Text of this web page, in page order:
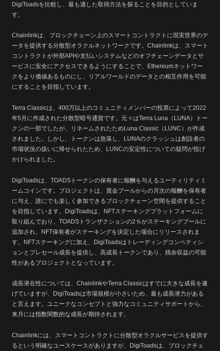
DigiToadsを比較し、最も適した取得方法を探ることを目的としていま
す。
Chainlinkは、ブロックチェーン上のスマートコントラクトに現実世界のデ
ータを提供する分散型オラクルネットワークです。Chainlinkは、スマート
コントラクトが外部APIや支払いシステムなどのオフチェーンデータとサ
ービスに安全にアクセスできるようにすることで、Ethereumネットワー
クをより価値あるものにし、リアルワールドのデータとの相互作用を可能
にすることを目指しています。
Terra Classicは、400万以上のコミュニティメンバーの投票によって2022
年5月に作成された分散型暗号通貨です。元々はTerra Luna（LUNA）トー
クンの一部でしたが、リネームされたためLuna Classic（LUNC）が作成
されました。しかし、トークンは急落し、LUNAのクラッシュは創設者の
市場状況の扱いに帰せられたため、LUNCの安定性についての疑問が投げ
かけられました。
DigiToadsは、TOADSトークンの保有者に報酬を与えるユーティリティミ
ームコインです。プロジェクトは、賞金プールからの月次の報酬を保有者
に与え、誰にでも楽しく参加できるブロックチェーン空間を提供すること
を目指しています。DigiToadsは、NFTステーキングプラットフォームに
取り組んでおり、TOADSトランザクションの2％がステーキングプールに
追加され、NFT保有者がステーキングを決定した場合にリリースされま
す。NFTステーキングに加え、DigiToadsはトレーディングコンペティシ
ョンとプレセール成長を提供し、高成長トークンであり、残余収益の可能
性があるプロジェクトとなっています。
成長潜在性については、ChainlinkやTerra Classicはすでに大きな成長を遂
げていますが、DigiToadsは市場規模が小さいため、最も成長潜力がある
と言えます。ユニークなコンセプトと強力なコミュニティサポートから、
来月には指数関数的な成長が期待されます。
Chainlinkには、スマートコントラクトに分散型オラクルサービスを提供す
るという明確なユースケースがありますが、DigiToadsは、ブロックチェ